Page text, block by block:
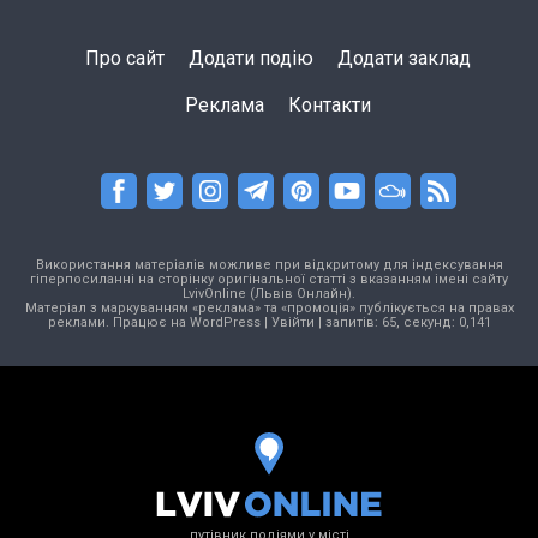
Про сайт Додати подію Додати заклад
Реклама Контакти
Використання матеріалів можливе при відкритому для індексування
гіперпосиланні на сторінку оригінальної статті з вказанням імені сайту
LvivOnline (Львів Онлайн).
Матеріал з маркуванням «реклама» та «промоція» публікується на правах
реклами. Працює на WordPress| Увійти | запитів: 65, секунд: 0,141